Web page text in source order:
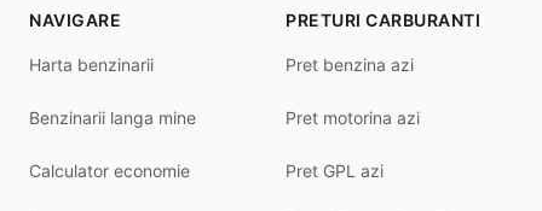
NAVIGARE
Harta benzinarii
Benzinarii langa mine
Calculator economie
PRETURI CARBURANTI
Pret benzina azi
Pret motorina azi
Pret GPL azi